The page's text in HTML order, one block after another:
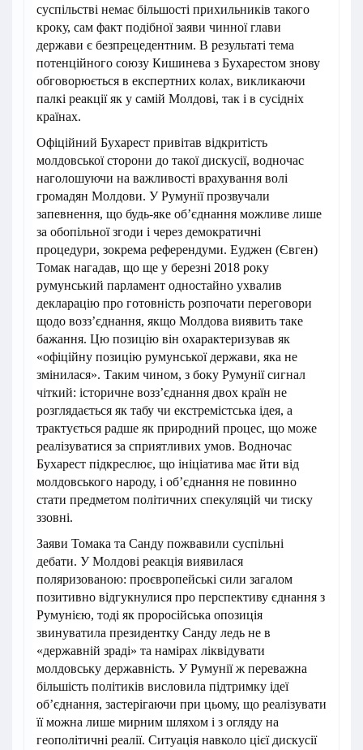
суспільстві немає більшості прихильників такого
кроку, сам факт подібної заяви чинної глави
держави є безпрецедентним. В результаті тема
потенційного союзу Кишинева з Бухарестом знову
обговорюється в експертних колах, викликаючи
палкі реакції як у самій Молдові, так і в сусідніх
країнах.
Офіційний Бухарест привітав відкритість
молдовської сторони до такої дискусії, водночас
наголошуючи на важливості врахування волі
громадян Молдови. У Румунії прозвучали
запевнення, що будь-яке об’єднання можливе лише
за обопільної згоди і через демократичні
процедури, зокрема референдуми. Еуджен (Євген)
Томак нагадав, що ще у березні 2018 року
румунський парламент одностайно ухвалив
декларацію про готовність розпочати переговори
щодо возз’єднання, якщо Молдова виявить таке
бажання. Цю позицію він охарактеризував як
«офіційну позицію румунської держави, яка не
змінилася». Таким чином, з боку Румунії сигнал
чіткий: історичне возз’єднання двох країн не
розглядається як табу чи екстремістська ідея, а
трактується радше як природний процес, що може
реалізуватися за сприятливих умов. Водночас
Бухарест підкреслює, що ініціатива має йти від
молдовського народу, і об’єднання не повинно
стати предметом політичних спекуляцій чи тиску
ззовні.
Заяви Томака та Санду пожвавили суспільні
дебати. У Молдові реакція виявилася
поляризованою: проєвропейські сили загалом
позитивно відгукнулися про перспективу єднання з
Румунією, тоді як проросійська опозиція
звинуватила президентку Санду ледь не в
«державній зраді» та намірах ліквідувати
молдовську державність. У Румунії ж переважна
більшість політиків висловила підтримку ідеї
об’єднання, застерігаючи при цьому, що реалізувати
її можна лише мирним шляхом і з огляду на
геополітичні реалії. Ситуація навколо цієї дискусії